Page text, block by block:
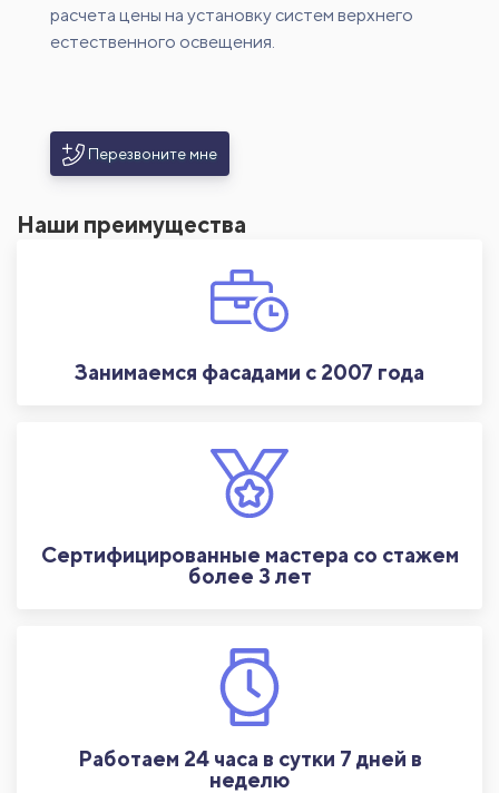
расчета цены на установку систем верхнего
естественного освещения.
Перезвоните мне
Наши преимущества
Занимаемся фасадами с 2007 года
Сертифицированные мастера со стажем
более 3 лет
Работаем 24 часа в сутки 7 дней в
неделю